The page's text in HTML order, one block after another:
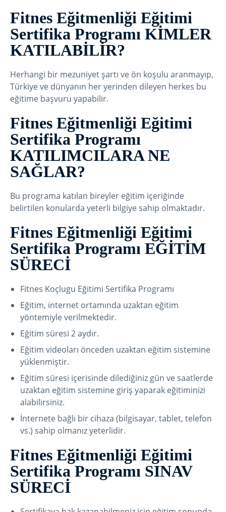
Fitnes Eğitmenliği Eğitimi
Sertifika Programı KİMLER
KATILABİLİR?
Herhangi bir mezuniyet şartı ve ön koşulu aranmayıp,
Türkiye ve dünyanın her yerinden dileyen herkes bu
eğitime başvuru yapabilir.
Fitnes Eğitmenliği Eğitimi
Sertifika Programı
KATILIMCILARA NE
SAĞLAR?
Bu programa katılan bireyler eğitim içeriğinde
belirtilen konularda yeterli bilgiye sahip olmaktadır.
Fitnes Eğitmenliği Eğitimi
Sertifika Programı EĞİTİM
SÜRECİ
Fitnes Koçlugu Eğitimi Sertifika Programı
Eğitim, internet ortamında uzaktan eğitim
yöntemiyle verilmektedir.
Eğitim süresi 2 aydır.
Eğitim videoları önceden uzaktan eğitim sistemine
yüklenmiştir.
Eğitim süresi içerisinde dilediğiniz gün ve saatlerde
uzaktan eğitim sistemine giriş yaparak eğitiminizi
alabilirsiniz.
İnternete bağlı bir cihaza (bilgisayar, tablet, telefon
vs.) sahip olmanız yeterlidir.
Fitnes Eğitmenliği Eğitimi
Sertifika Programı SINAV
SÜRECİ